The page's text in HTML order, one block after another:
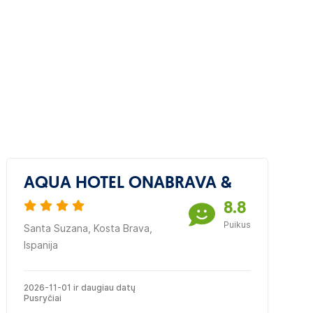
AQUA HOTEL ONABRAVA &
Santa Suzana, Kosta Brava,
Ispanija
8.8
Puikus
2026-11-01 ir daugiau datų
Pusryčiai